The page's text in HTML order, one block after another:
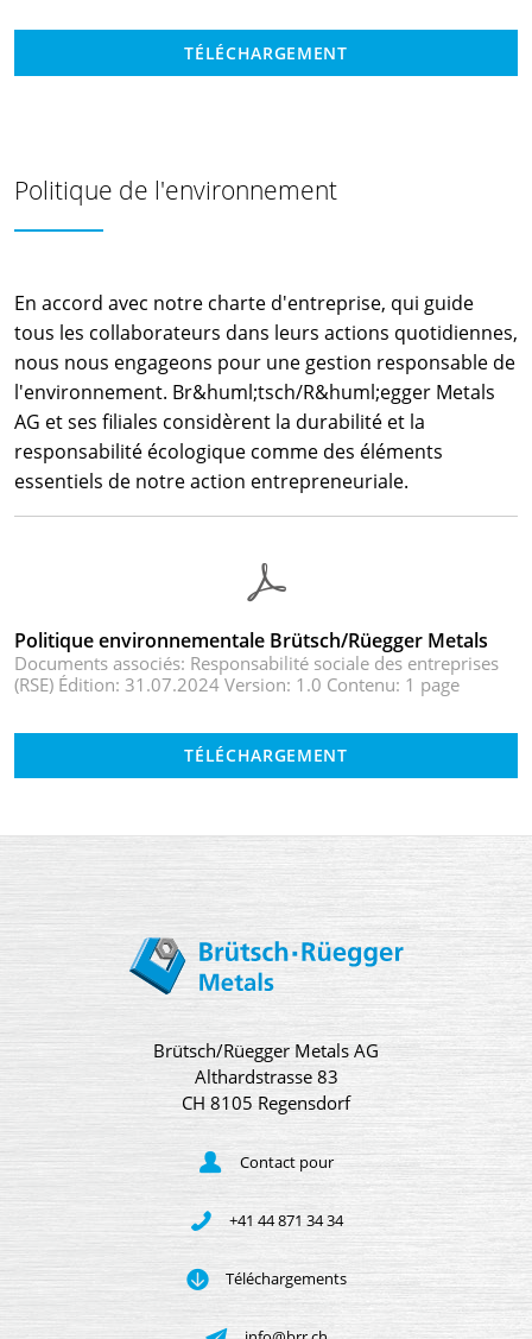
TÉLÉCHARGEMENT
Politique de l'environnement
En accord avec notre charte d'entreprise, qui guide
tous les collaborateurs dans leurs actions quotidiennes,
nous nous engageons pour une gestion responsable de
l'environnement. Br&huml;tsch/R&huml;egger Metals
AG et ses filiales considèrent la durabilité et la
responsabilité écologique comme des éléments
essentiels de notre action entrepreneuriale.
Politique environnementale Brütsch/Rüegger Metals
Documents associés: Responsabilité sociale des entreprises
(RSE) Édition: 31.07.2024 Version: 1.0 Contenu: 1 page
TÉLÉCHARGEMENT
Brütsch/Rüegger Metals AG
Althardstrasse 83
CH 8105 Regensdorf
Contact pour
+41 44 871 34 34
Téléchargements